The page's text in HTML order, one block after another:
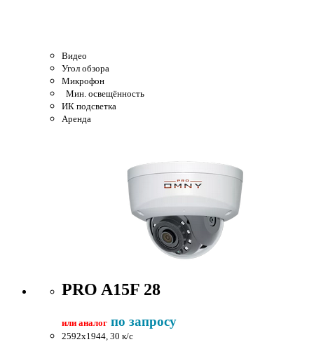
Видео
Угол обзора
Микрофон
Мин. освещённость
ИК подсветка
Аренда
PRO A15F 28
или аналог по запросу
2592x1944, 30 к/c